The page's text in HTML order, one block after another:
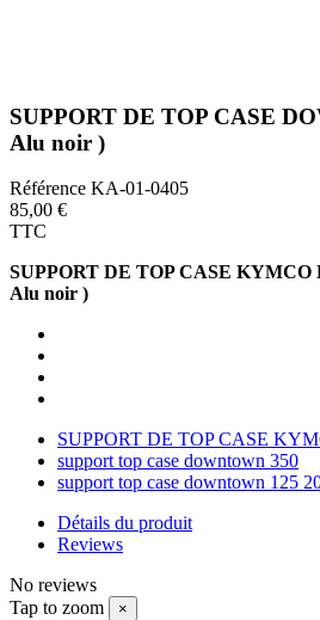
SUPPORT DE TOP CASE
Alu noir )
Référence KA-01-0405
85,00 €
TTC
SUPPORT DE TOP CASE KYMCO
Alu noir )
SUPPORT DE TOP CASE
support top case downtown 350
support top case downtown 125
Détails du produit
Reviews
No reviews
Tap to zoom
×